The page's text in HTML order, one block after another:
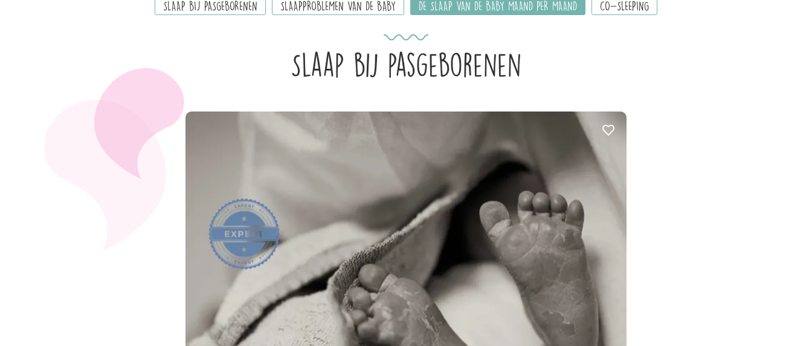
SLAAP BIJ PASGEBORENEN SLAAPPROBLEMEN VAN DE BABY DE SLAAP VAN DE BABY MAAND PER MAAND CO-SLEEPING
Slaap bij pasgeborenen